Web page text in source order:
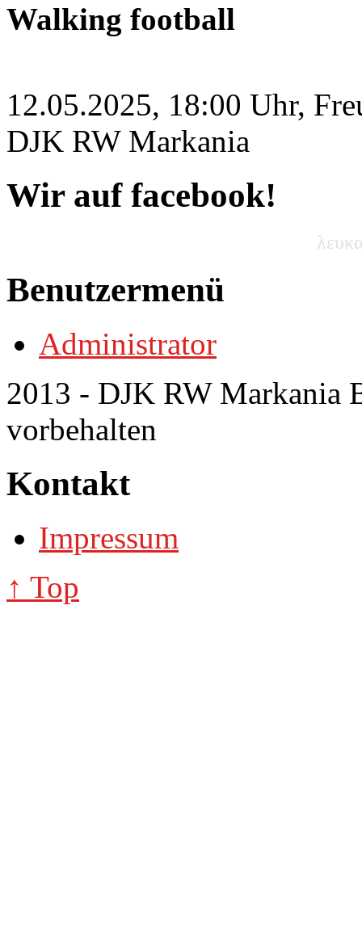
Walking football
12.05.2025, 18:00 Uhr,
DJK RW Markania
Wir auf facebook!
Benutzermenü
Administrator
2013 - DJK RW Markania
vorbehalten
Kontakt
Impressum
↑ Top